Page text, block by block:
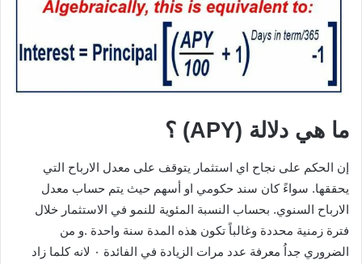
ما هي دلالة (APY) ؟
إن الحكم على نجاح اي استثمار يتوقف على معدل الارباح التي
يحققها. سواءً كان سند حكومي او أسهم حيث يتم حساب معدل
الارباح السنوي. بحساب النسبة المئوية للنمو في الاستثمار خلال
فترة زمنية محددة وغالباً تكون هذه المدة سنة واحدة .و من
الضروري جداُ معرفة عدد مرات الزيادة في الفائدة ٠ لانه كلما زاد